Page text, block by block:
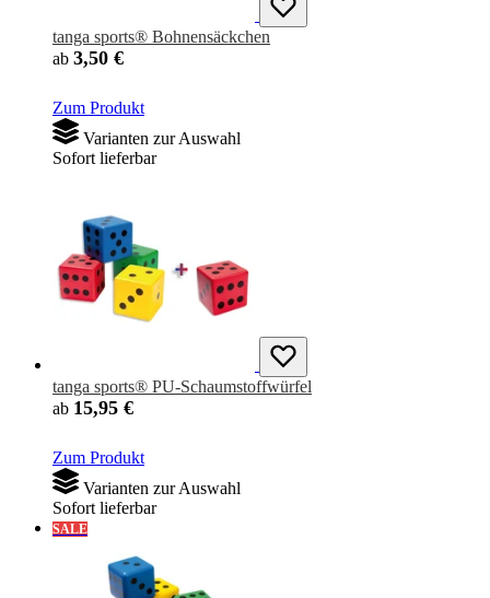
tanga sports® Bohnensäckchen
ab 3,50 €
Zum Produkt
Varianten zur Auswahl
Sofort lieferbar
tanga sports® PU-Schaumstoffwürfel
ab 15,95 €
Zum Produkt
Varianten zur Auswahl
Sofort lieferbar
SALE